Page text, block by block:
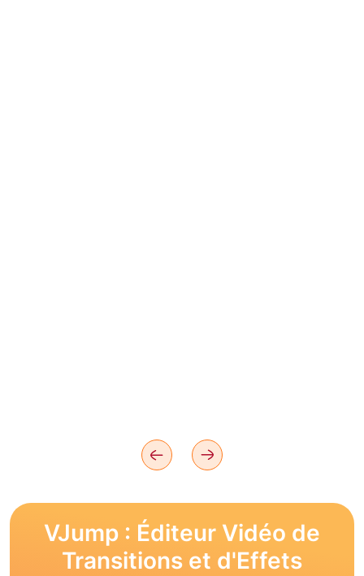
VJump : Éditeur Vidéo de
Transitions et d'Effets